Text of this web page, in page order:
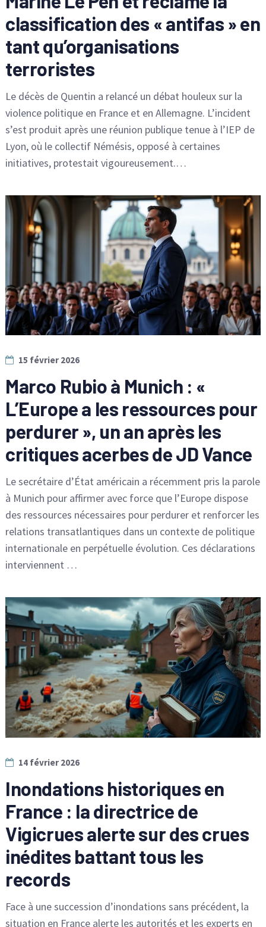
classification des « antifas » en
tant qu’organisations
terroristes
Le décès de Quentin a relancé un débat houleux sur la
violence politique en France et en Allemagne. L’incident
s’est produit après une réunion publique tenue à l’IEP de
Lyon, où le collectif Némésis, opposé à certaines
initiatives, protestait vigoureusement.…
15 février 2026
Marco Rubio à Munich : «
L’Europe a les ressources pour
perdurer », un an après les
critiques acerbes de JD Vance
Le secrétaire d’État américain a récemment pris la parole
à Munich pour affirmer avec force que l’Europe dispose
des ressources nécessaires pour perdurer et renforcer les
relations transatlantiques dans un contexte de politique
internationale en perpétuelle évolution. Ces déclarations
interviennent …
14 février 2026
Inondations historiques en
France : la directrice de
Vigicrues alerte sur des crues
inédites battant tous les
records
Face à une succession d’inondations sans précédent, la
situation en France alerte les autorités et les experts en